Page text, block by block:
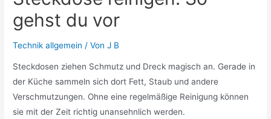
gehst du vor
Technik allgemein / VonJ B
Steckdosen ziehen Schmutz und Dreck magisch an. Gerade in
der Küche sammeln sich dort Fett, Staub und andere
Verschmutzungen. Ohne eine regelmäßige Reinigung können
sie mit der Zeit richtig unansehnlich werden.